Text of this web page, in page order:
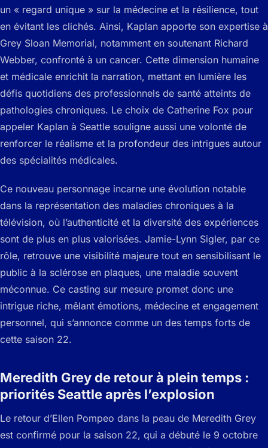
un « regard unique » sur la médecine et la résilience, tout
en évitant les clichés. Ainsi, Kaplan apporte son expertise à
Grey Sloan Memorial, notamment en soutenant Richard
Webber, confronté à un cancer. Cette dimension humaine
et médicale enrichit la narration, mettant en lumière les
défis quotidiens des professionnels de santé atteints de
pathologies chroniques. Le choix de Catherine Fox pour
appeler Kaplan à Seattle souligne aussi une volonté de
renforcer le réalisme et la profondeur des intrigues autour
des spécialités médicales.
Ce nouveau personnage incarne une évolution notable
dans la représentation des maladies chroniques à la
télévision, où l’authenticité et la diversité des expériences
sont de plus en plus valorisées. Jamie-Lynn Sigler, par ce
rôle, retrouve une visibilité majeure tout en sensibilisant le
public à la sclérose en plaques, une maladie souvent
méconnue. Ce casting sur mesure promet donc une
intrigue riche, mêlant émotions, médecine et engagement
personnel, qui s’annonce comme un des temps forts de
cette saison 22.
Meredith Grey de retour à plein temps :
priorités Seattle après l’explosion
Le retour d’Ellen Pompeo dans la peau de Meredith Grey
est confirmé pour la saison 22, qui a débuté le 9 octobre